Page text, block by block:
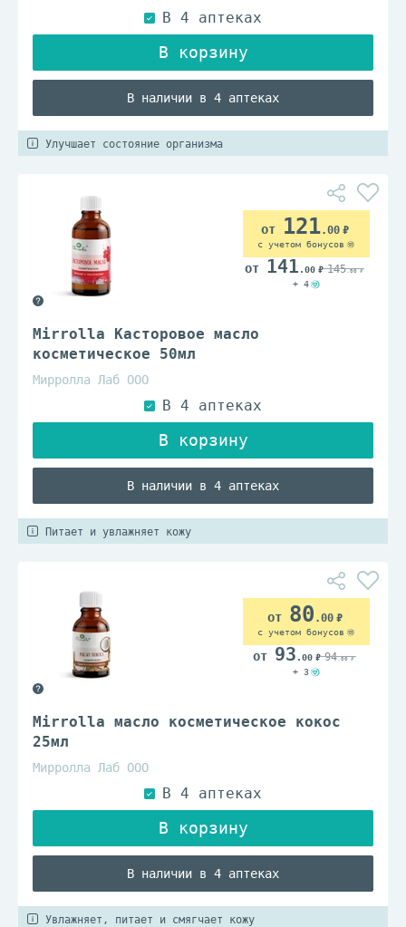
В наличии в 4 аптеках
Улучшает состояние организма
Mirrolla Касторовое масло
косметическое 50мл
Мирролла Лаб ООО
В наличии в 4 аптеках
121.00
с учетом бонусов
141 .00 145.00
+ 4
Питает и увлажняет кожу
Mirrolla масло косметическое кокос
25мл
Мирролла Лаб ООО
В наличии в 4 аптеках
80 .00
с учетом бонусов
93 .00 94.00
+ 3
Увлажняет, питает и смягчает кожу